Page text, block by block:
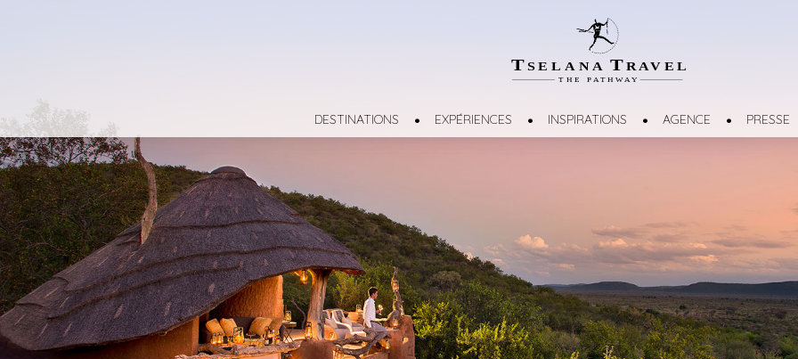
T SELANA T R AVEL
THE P A TH W A Y
DESTINATIONS EXPÉRIENCES INSPIRATIONS AGENCE PRESSE